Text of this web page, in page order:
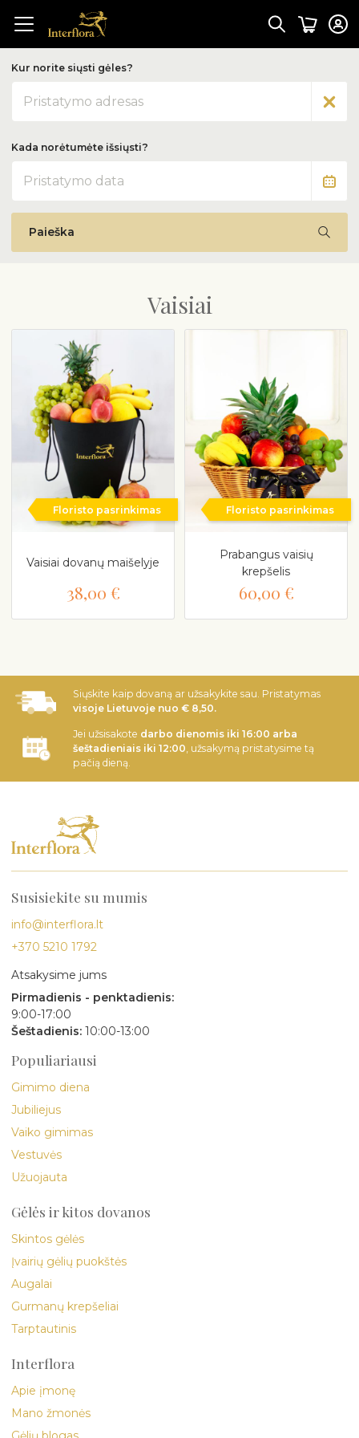
Kur norite siųsti gėles?
Kada norėtumėte išsiųsti?
Paieška
Vaisiai
Floristo pasrinkimas
Vaisiai dovanų maišelyje
38,00 €
Floristo pasrinkimas
Prabangus vaisių
krepšelis
60,00 €
Siųskite kaip dovaną ar užsakykite sau. Pristatymas
visoje Lietuvoje nuo € 8,50.
Jei užsisakote darbo dienomis iki 16:00 arba
šeštadieniais iki 12:00, užsakymą pristatysime tą
pačią dieną.
Susisiekite su mumis
info@interflora.lt
+370 5210 1792
Atsakysime jums
Pirmadienis - penktadienis:
9:00-17:00
Šeštadienis: 10:00-13:00
Populiariausi
Gimimo diena
Jubiliejus
Vaiko gimimas
Vestuvės
Užuojauta
Gėlės ir kitos dovanos
Skintos gėlės
Įvairių gėlių puokštės
Augalai
Gurmanų krepšeliai
Tarptautinis
Interflora
Apie įmonę
Mano žmonės